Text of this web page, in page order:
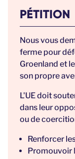
PÉTITION
Nous vous
ferme pour
Groenland et
son propre
L'UE doit
dans leur
ou de
Renforcer
Promouvoir